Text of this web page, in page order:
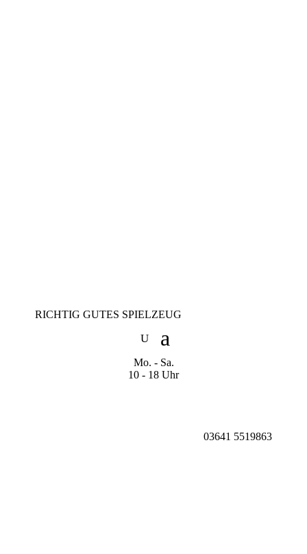
RICHTIG GUTES SPIELZEUG
Mo. - Sa.
10 - 18 Uhr
03641 5519863